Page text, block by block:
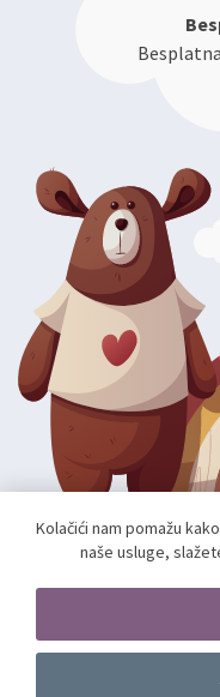
Kolačići nam pomažu
naše usluge,